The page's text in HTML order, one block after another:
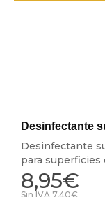
Desinfectante
Desinfectante
para superficies
8,95€
Sin IVA 7,40€